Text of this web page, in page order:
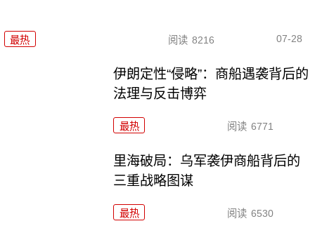
最热 阅读 8216 07-28
伊朗定性“侵略”：商船遇袭背后的
法理与反击博弈
最热 阅读 6771
里海破局：乌军袭伊商船背后的
三重战略图谋
最热 阅读 6530